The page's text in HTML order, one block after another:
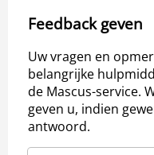
Feedback geven
Uw vragen en
belangrijke
de Mascus-service.
geven u, indien
antwoord.